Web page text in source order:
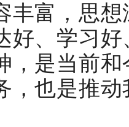
丰富，思
好、学习
，是当前
，也是推